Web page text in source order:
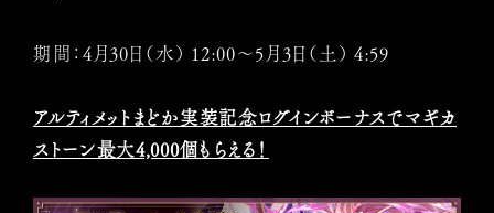
期間：4月30日（水） 12:00～5月3日（土） 4:59
アルティメットまどか実装記念ログインボーナスでマギカ
ストーン最大4,000個もらえる！